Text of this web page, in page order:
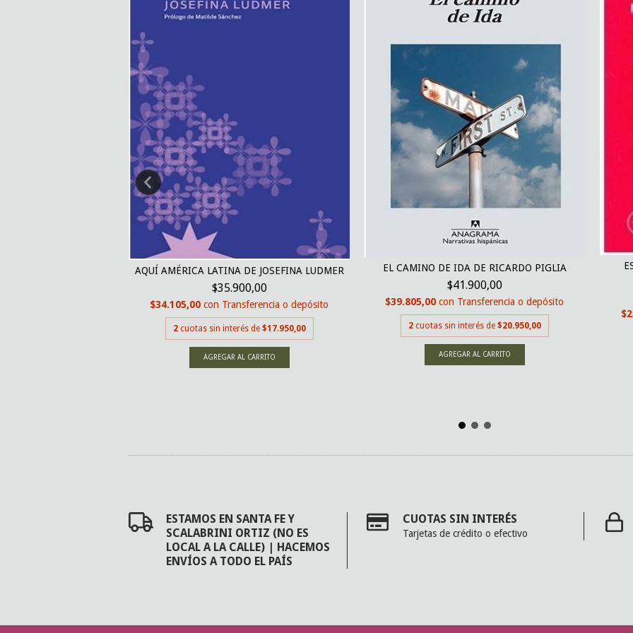
AQUÍ AMÉRICA LATINA DE JOSEFINA LUDMER
$35.900,00
$34.105,00con Transferencia o depósito
2 cuotas sin interés de $17.950,00
EL CAMINO DE IDA DE RICARDO PIGLIA
$41.900,00
$39.805,00con Transferencia o depósito
2 cuotas sin interés de $20.950,00
ESTAMOS EN SANTA FE Y
SCALABRINI ORTIZ (NO ES
LOCAL A LA CALLE) | HACEMOS
ENVÍOS A TODO EL PAÍS
CUOTAS SIN INTERÉS
Tarjetas de crédito o efectivo